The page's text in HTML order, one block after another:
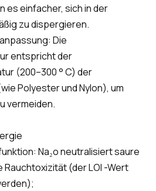
es einfacher, sich in der
zu dispergieren.
Die
entspricht der
(200–300 ° C) der
Polyester und Nylon), um
vermeiden.
Na₂o neutralisiert saure
Rauchtoxizität (der LOI -Wert